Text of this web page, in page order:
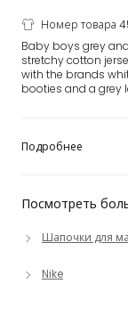
Посмотреть
Шапочки для
Nike
Номер товара
Baby boys grey
stretchy cotton
with the brands
booties and a grey
Подробнее